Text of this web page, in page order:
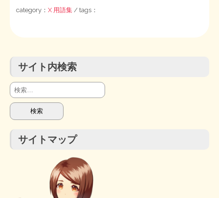
category：X 用語集 / tags：
サイト内検索
検
索:
サイトマップ